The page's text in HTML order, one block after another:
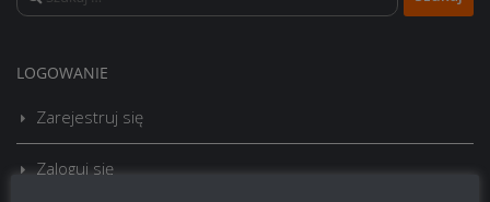
LOGOWANIE
Zarejestruj się
Zaloguj się